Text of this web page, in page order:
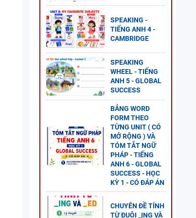
SPEAKING -
TIẾNG ANH 4 -
CAMBRIDGE
SPEAKING
WHEEL - TIẾNG
ANH 5 - GLOBAL
SUCCESS
BẢNG WORD
FORM THEO
TỪNG UNIT ( CÓ
MỞ RỘNG ) VÀ
TÓM TẮT NGỮ
PHÁP - TIẾNG
ANH 6 - GLOBAL
SUCCESS - HỌC
KỲ 1 - CÓ ĐÁP ÁN
CHUYÊN ĐỀ TÍNH
TỪ ĐUÔI _ING VÀ